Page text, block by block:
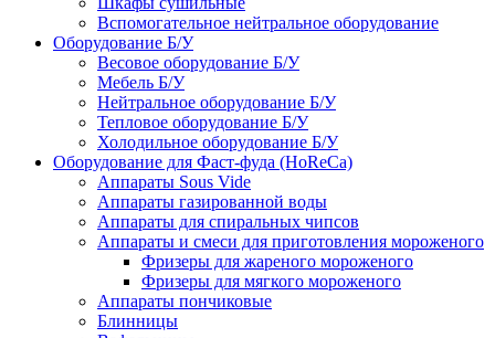
Вспомогательное нейтральное оборудование
Оборудование Б/У
Весовое оборудование Б/У
Мебель Б/У
Нейтральное оборудование Б/У
Тепловое оборудование Б/У
Холодильное оборудование Б/У
Оборудование для Фаст-фуда (HoReCa)
Аппараты Sous Vide
Аппараты газированной воды
Аппараты для спиральных чипсов
Аппараты и смеси для приготовления мороженого
Фризеры для жареного мороженого
Фризеры для мягкого мороженого
Аппараты пончиковые
Блинницы